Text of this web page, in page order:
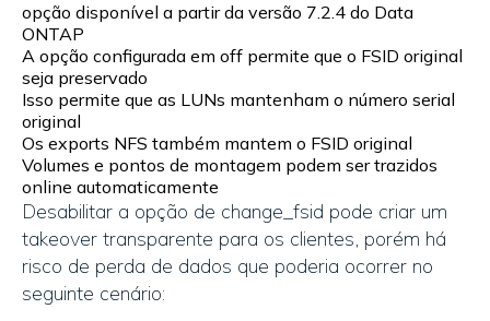
opção disponível a partir da versão 7.2.4 do Data
ONTAP
A opção configurada em off permite que o FSID original
seja preservado
Isso permite que as LUNs mantenham o número serial
original
Os exports NFS também mantem o FSID original
Volumes e pontos de montagem podem ser trazidos
online automaticamente
Desabilitar a opção de change_fsid pode criar um
takeover transparente para os clientes, porém há
risco de perda de dados que poderia ocorrer no
seguinte cenário: